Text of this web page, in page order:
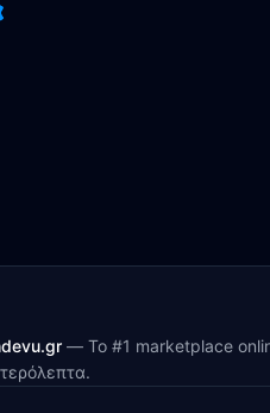
— Το #1 marketplace